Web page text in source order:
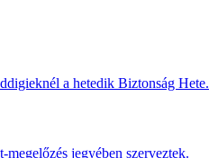
a hetedik Biztonság Hete.
jegyében szerveztek.